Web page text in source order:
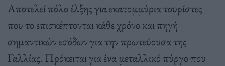
Αποτελεί πόλο έλξης για εκατομμύρια τουρίστες
που το επισκέπτονται κάθε χρόνο και πηγή
σημαντικών εσόδων για την πρωτεύουσα της
Γαλλίας. Πρόκειται για ένα μεταλλικό πύργο που